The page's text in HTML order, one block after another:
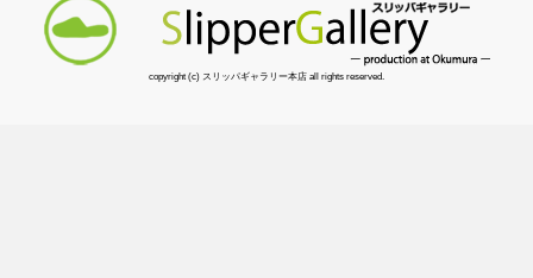
copyright (c) スリッパギャラリー本店 all rights reserved.